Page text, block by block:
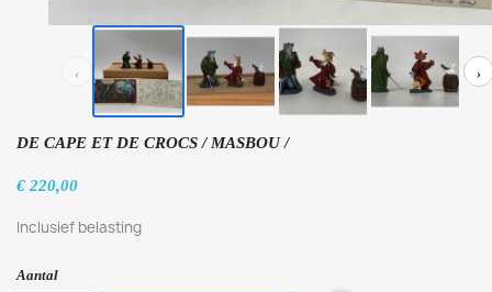
‹ ›
DE CAPE ET DE CROCS / MASBOU /
€ 220,00
Inclusief belasting
Aantal